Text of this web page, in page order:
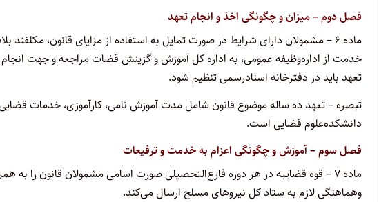
‌فصل دوم – میزان و چگونگی اخذ و انجام تعهد
‌ماده ۶ – مشمولان دارای شرایط در صورت تمایل به استفاده از مزایای قانون،
خدمت از اداره‌وظیفه عمومی، به اداره کل آموزش و گزینش قضات مراجعه و جهت
تعهد باید در دفترخانه اسناد‌رسمی تنظیم شود.
‌تبصره – تعهد ده ساله موضوع قانون شامل مدت آموزش نامی، کارآموزی، خدمات
دانشکده‌علوم قضایی است.
‌فصل سوم – آموزش و چگونگی اعزام به خدمت و ترفیعات
‌ماده ۷ – قوه قضاییه در هر دوره فارغ‌التحصیلی صورت اسامی مشمولان قانون را
و‌هماهنگی لازم به ستاد کل نیروهای مسلح ارسال می‌کند.